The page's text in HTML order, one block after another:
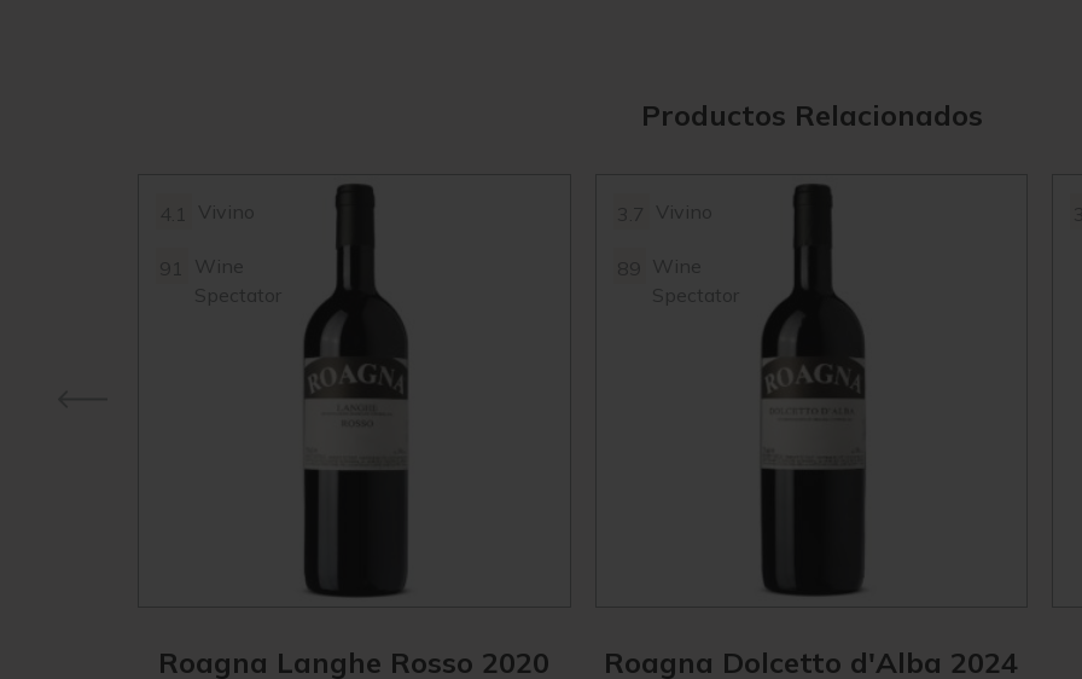
Productos Relacionados
Vivino
Wine
Spectator
Roagna Langhe Rosso 2020
Vivino
Wine
Spectator
Roagna Dolcetto d'Alba 2024